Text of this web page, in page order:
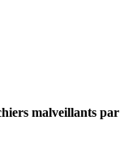
malveillants par